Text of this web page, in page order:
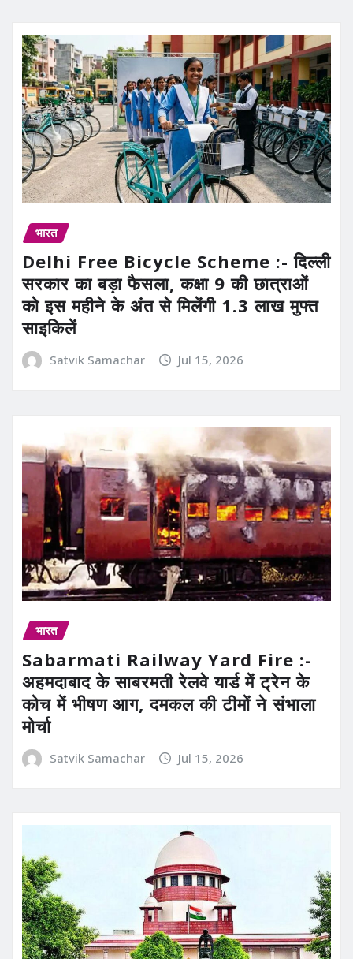
भारत
Delhi Free Bicycle Scheme :- दिल्ली
सरकार का बड़ा फैसला, कक्षा 9 की छात्राओं
को इस महीने के अंत से मिलेंगी 1.3 लाख मुफ्त
साइकिलें
Satvik Samachar Jul 15, 2026
भारत
Sabarmati Railway Yard Fire :-
अहमदाबाद के साबरमती रेलवे यार्ड में ट्रेन के
कोच में भीषण आग, दमकल की टीमों ने संभाला
मोर्चा
Satvik Samachar Jul 15, 2026